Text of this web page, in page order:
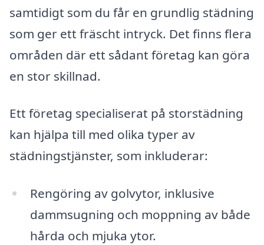
samtidigt som du får en grundlig städning
som ger ett fräscht intryck. Det finns flera
områden där ett sådant företag kan göra
en stor skillnad.
Ett företag specialiserat på storstädning
kan hjälpa till med olika typer av
städningstjänster, som inkluderar:
Rengöring av golvytor, inklusive
dammsugning och moppning av både
hårda och mjuka ytor.